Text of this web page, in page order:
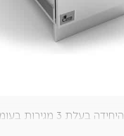
היחידה בעלת 3 מגירות בעומקים שונים: 15/21.5/30.5 ס"מ.